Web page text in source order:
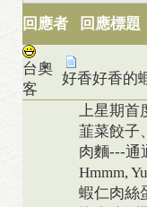
回應者 回應標題
台奧
客
好香好香的
上星期首
韮菜餃子
肉麵---
Hmmm,
蝦仁肉絲